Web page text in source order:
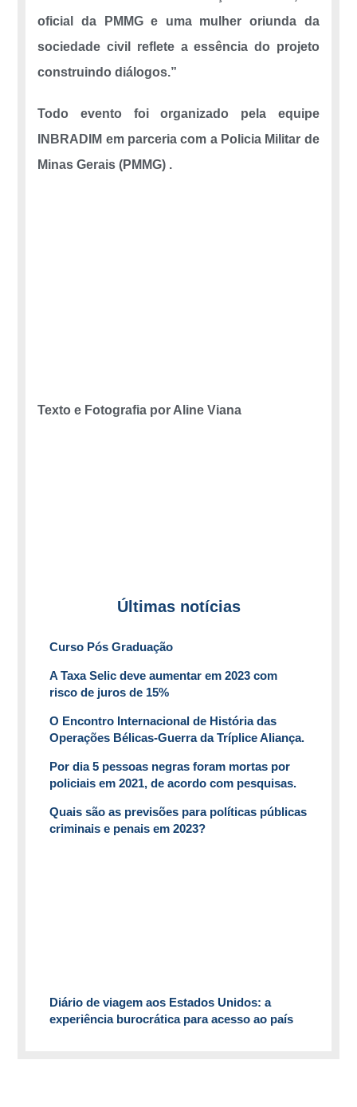
oficial da PMMG e uma mulher oriunda da
sociedade civil reflete a essência do projeto
construindo diálogos.”
Todo evento foi organizado pela equipe
INBRADIM em parceria com a Policia Militar de
Minas Gerais (PMMG) .
Texto e Fotografia por Aline Viana
Últimas notícias
Curso Pós Graduação
A Taxa Selic deve aumentar em 2023 com
risco de juros de 15%
O Encontro Internacional de História das
Operações Bélicas-Guerra da Tríplice Aliança.
Por dia 5 pessoas negras foram mortas por
policiais em 2021, de acordo com pesquisas.
Quais são as previsões para políticas públicas
criminais e penais em 2023?
Diário de viagem aos Estados Unidos: a
experiência burocrática para acesso ao país